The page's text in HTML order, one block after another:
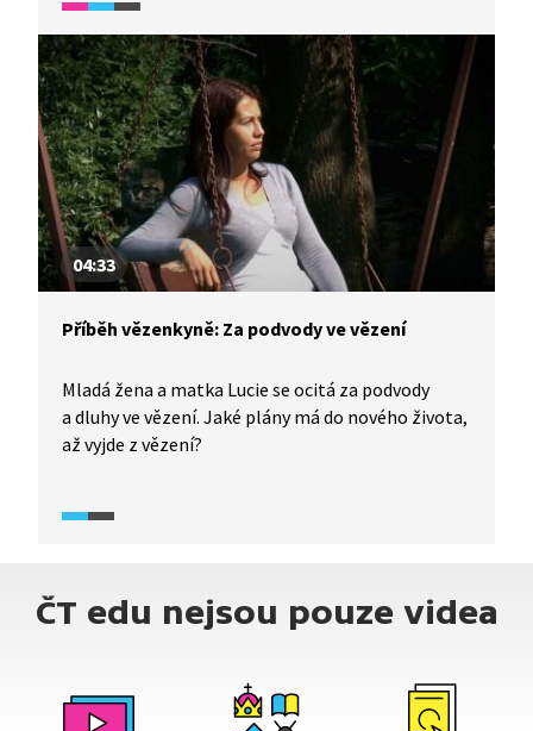
dlouholetý kamarád a současný ředitel zdejší školy
sexuálně obtěžuje chlapce.
04:33
Příběh vězenkyně: Za podvody ve vězení
Mladá žena a matka Lucie se ocitá za podvody
a dluhy ve vězení. Jaké plány má do nového života,
až vyjde z vězení?
ČT edu nejsou pouze videa